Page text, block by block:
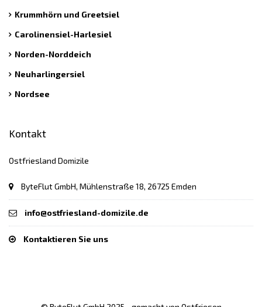
Krummhörn und Greetsiel
Carolinensiel-Harlesiel
Norden-Norddeich
Neuharlingersiel
Nordsee
Kontakt
Ostfriesland Domizile
ByteFlut GmbH, Mühlenstraße 18, 26725 Emden
info@ostfriesland-domizile.de
Kontaktieren Sie uns